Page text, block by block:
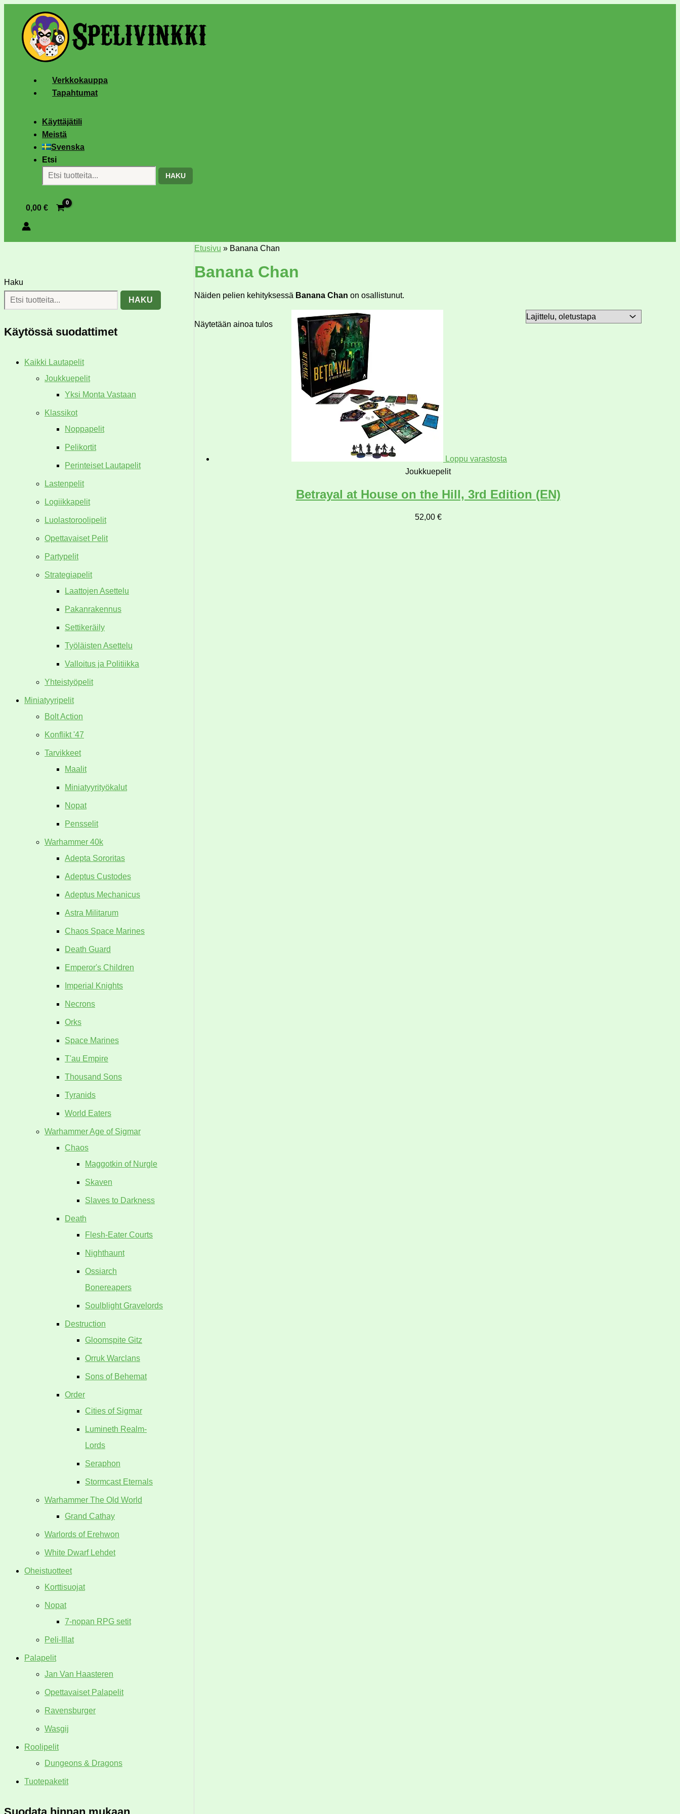
Verkkokauppa
Tapahtumat
Käyttäjätili
Meistä
Svenska
Etsi
HAKU
0,00€
Haku
HAKU
Käytössä suodattimet
Kaikki Lautapelit
Joukkuepelit
Yksi Monta Vastaan
Klassikot
Noppapelit
Pelikortit
Perinteiset Lautapelit
Lastenpelit
Logiikkapelit
Luolastoroolipelit
Opettavaiset Pelit
Partypelit
Strategiapelit
Laattojen Asettelu
Pakanrakennus
Settikeräily
Työläisten Asettelu
Valloitus ja Politiikka
Yhteistyöpelit
Miniatyyripelit
Bolt Action
Konflikt '47
Tarvikkeet
Maalit
Miniatyyrityökalut
Nopat
Pensselit
Warhammer 40k
Adepta Sororitas
Adeptus Custodes
Adeptus Mechanicus
Astra Militarum
Chaos Space Marines
Death Guard
Emperor's Children
Imperial Knights
Necrons
Orks
Space Marines
T'au Empire
Thousand Sons
Tyranids
World Eaters
Warhammer Age of Sigmar
Chaos
Maggotkin of Nurgle
Skaven
Slaves to Darkness
Death
Flesh-Eater Courts
Nighthaunt
Ossiarch
Bonereapers
Soulblight Gravelords
Destruction
Gloomspite Gitz
Orruk Warclans
Sons of Behemat
Order
Cities of Sigmar
Lumineth Realm-
Lords
Seraphon
Stormcast Eternals
Warhammer The Old World
Grand Cathay
Warlords of Erehwon
White Dwarf Lehdet
Oheistuotteet
Korttisuojat
Nopat
7-nopan RPG setit
Peli-Illat
Palapelit
Jan Van Haasteren
Opettavaiset Palapelit
Ravensburger
Wasgij
Roolipelit
Dungeons & Dragons
Tuotepaketit
Etusivu » Banana Chan
Banana Chan
Näiden pelien kehityksessä Banana Chan on osallistunut.
Näytetään ainoa tulos
Loppu varastosta
Joukkuepelit
Betrayal at House on the Hill, 3rd Edition (EN)
52,00 €